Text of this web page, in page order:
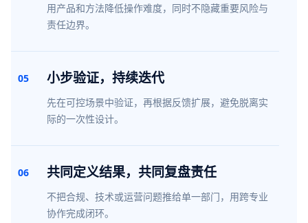
用产品和方法降低操作难度，同时不隐藏重要风险与
责任边界。
05 小步验证，持续迭代
先在可控场景中验证，再根据反馈扩展，避免脱离实
际的一次性设计。
06 共同定义结果，共同复盘责任
不把合规、技术或运营问题推给单一部门，用跨专业
协作完成闭环。